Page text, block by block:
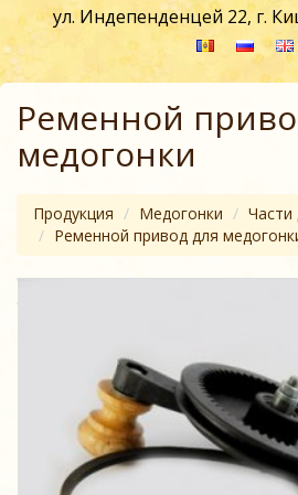
ул. Индепенденцей 22, г.
Ременной
медогонки
Продукция Медогонки
Части
Ременной привод для